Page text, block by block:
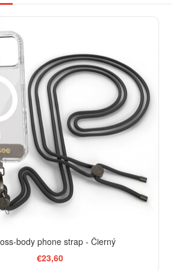
body phone strap - Čierný
€23,60